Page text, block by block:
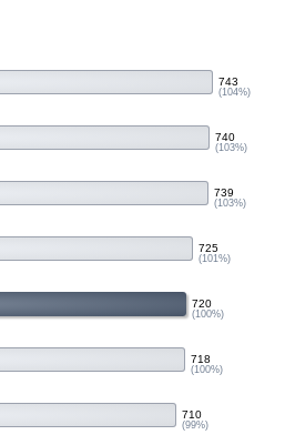
743
(104%)
740
(103%)
739
(103%)
725
(101%)
720
(100%)
718
(100%)
710
(99%)